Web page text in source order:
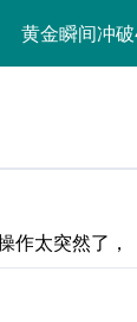
黄金瞬间冲
Peloton 新
Xbox七月大
谷歌
作太突然了